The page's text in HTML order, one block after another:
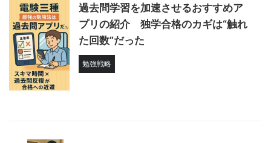
過去問学習を加速させるおすすめア
プリの紹介 独学合格のカギは“触れ
た回数”だった
勉強戦略